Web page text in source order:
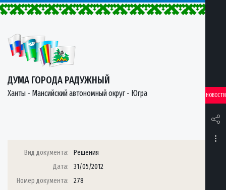
ДУМА ГОРОДА РАДУЖНЫЙ
Ханты - Мансийский автономный округ - Югра НОВОСТИ
Вид документа:
Решения
Дата:
31/05/2012
Номер документа:
278